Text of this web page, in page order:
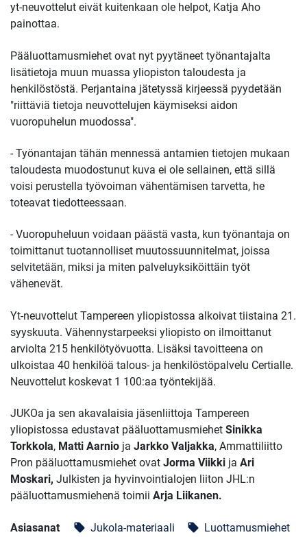
yt-neuvottelut eivät kuitenkaan ole helpot, Katja Aho
painottaa.
Pääluottamusmiehet ovat nyt pyytäneet työnantajalta
lisätietoja muun muassa yliopiston taloudesta ja
henkilöstöstä. Perjantaina jätetyssä kirjeessä pyydetään
"riittäviä tietoja neuvottelujen käymiseksi aidon
vuoropuhelun muodossa".
- Työnantajan tähän mennessä antamien tietojen mukaan
taloudesta muodostunut kuva ei ole sellainen, että sillä
voisi perustella työvoiman vähentämisen tarvetta, he
toteavat tiedotteessaan.
- Vuoropuheluun voidaan päästä vasta, kun työnantaja on
toimittanut tuotannolliset muutossuunnitelmat, joissa
selvitetään, miksi ja miten palveluyksiköittäin työt
vähenevät.
Yt-neuvottelut Tampereen yliopistossa alkoivat tiistaina 21.
syyskuuta. Vähennystarpeeksi yliopisto on ilmoittanut
arviolta 215 henkilötyövuotta. Lisäksi tavoitteena on
ulkoistaa 40 henkilöä talous- ja henkilöstöpalvelu Certialle.
Neuvottelut koskevat 1 100:aa työntekijää.
JUKOa ja sen akavalaisia jäsenliittoja Tampereen
yliopistossa edustavat pääluottamusmiehet Sinikka
Torkkola, Matti Aarnio ja Jarkko Valjakka, Ammattiliitto
Pron pääluottamusmiehet ovat Jorma Viikki ja Ari
Moskari, Julkisten ja hyvinvointialojen liiton JHL:n
pääluottamusmiehenä toimii Arja Liikanen.
Asiasanat local_offer Jukola-materiaali local_offer Luottamusmiehet